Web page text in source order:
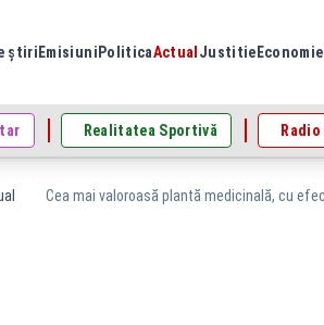
știri Emisiuni PoliticaActual Justitie Economie
Realitatea Sportivă Radio
Cea mai valoroasă plantă medicinală, cu